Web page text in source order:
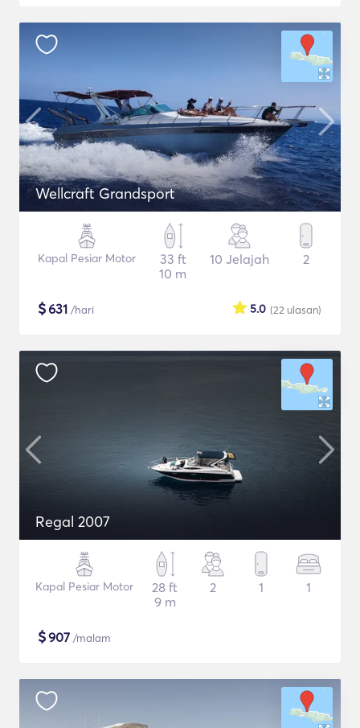
Wellcraft Grandsport
Kapal Pesiar Motor
33 ft
10 m
10 Jelajah 2
$631 /hari (22 ulasan)
5.0
Regal 2007
Kapal Pesiar Motor
28 ft
9 m
2 1 1
$907 /malam